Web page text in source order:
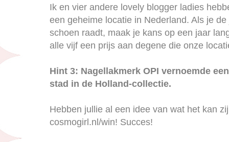
Ik en vier andere lovely blogger ladies
een geheime locatie in Nederland. Als je
schoen raadt, maak je kans op een jaar
alle vijf een prijs aan degene die onze
Hint 3: Nagellakmerk OPI vernoemde
stad in de Holland-collectie.
Hebben jullie al een idee van wat het kan
cosmogirl.nl/win! Succes!